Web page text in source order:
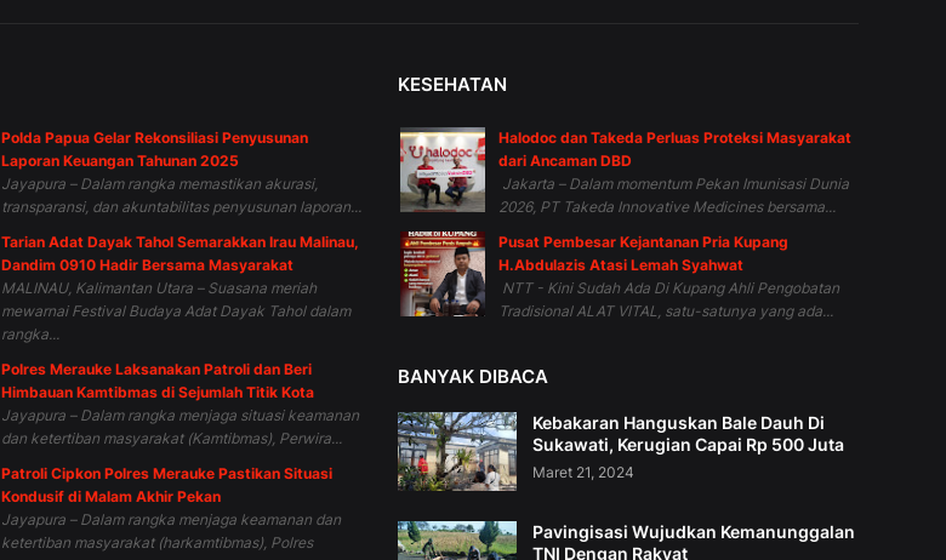
Polda Papua Gelar Rekonsiliasi Penyusunan
Laporan Keuangan Tahunan 2025
Jayapura – Dalam rangka memastikan akurasi,
transparansi, dan akuntabilitas penyusunan laporan...
Tarian Adat Dayak Tahol Semarakkan Irau Malinau,
Dandim 0910 Hadir Bersama Masyarakat
MALINAU, Kalimantan Utara – Suasana meriah
mewarnai Festival Budaya Adat Dayak Tahol dalam
rangka...
Polres Merauke Laksanakan Patroli dan Beri
Himbauan Kamtibmas di Sejumlah Titik Kota
Jayapura – Dalam rangka menjaga situasi keamanan
dan ketertiban masyarakat (Kamtibmas), Perwira...
Patroli Cipkon Polres Merauke Pastikan Situasi
Kondusif di Malam Akhir Pekan
Jayapura – Dalam rangka menjaga keamanan dan
ketertiban masyarakat (harkamtibmas), Polres
KESEHATAN
Halodoc dan Takeda Perluas Proteksi Masyarakat
dari Ancaman DBD
Jakarta – Dalam momentum Pekan Imunisasi Dunia
2026, PT Takeda Innovative Medicines bersama...
Pusat Pembesar Kejantanan Pria Kupang
H.Abdulazis Atasi Lemah Syahwat
NTT - Kini Sudah Ada Di Kupang Ahli Pengobatan
Tradisional ALAT VITAL, satu-satunya yang ada...
BANYAK DIBACA
Kebakaran Hanguskan Bale Dauh Di
Sukawati, Kerugian Capai Rp 500 Juta
Maret 21, 2024
Pavingisasi Wujudkan Kemanunggalan
TNI Dengan Rakyat